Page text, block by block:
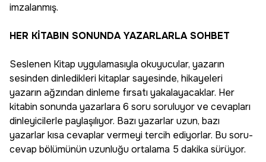
imzalanmış.
HER KİTABIN SONUNDA YAZARLARLA SOHBET
Seslenen Kitap uygulamasıyla okuyucular, yazarın
sesinden dinledikleri kitaplar sayesinde, hikayeleri
yazarın ağzından dinleme fırsatı yakalayacaklar. Her
kitabin sonunda yazarlara 6 soru soruluyor ve cevapları
dinleyicilerle paylaşılıyor. Bazı yazarlar uzun, bazı
yazarlar kısa cevaplar vermeyi tercih ediyorlar. Bu soru-
cevap bölümünün uzunluğu ortalama 5 dakika sürüyor.